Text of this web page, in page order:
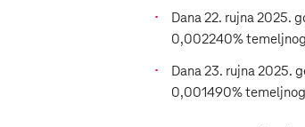
Dana 22. rujna 2025.
0,002240%
Dana 23. rujna 2025.
0,001490%